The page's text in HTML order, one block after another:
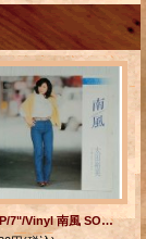
EP/7"/Vinyl 南風 SOUTH WIND 想い出の「赤毛のアン」 太田裕美 (1980) CBS SONY